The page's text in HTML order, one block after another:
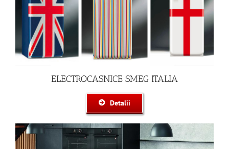
ELECTROCASNICE SMEG ITALIA
Detalii